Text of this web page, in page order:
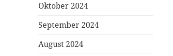
Oktober 2024
September 2024
August 2024